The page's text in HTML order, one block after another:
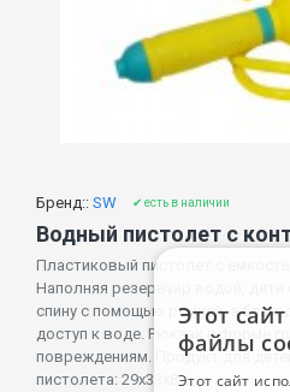
Бренд:: SW ✔ есть в наличии
Водный пистолет с
Пластиковый пистолет с
Наполняя резервуар водой, дети
спину с помощью ремней, а
доступ к воде. Рюкзак в форме
повреждениям. Продукт для
пистолета: 29x33x8 ..
Этот
файлы
Этот сайт